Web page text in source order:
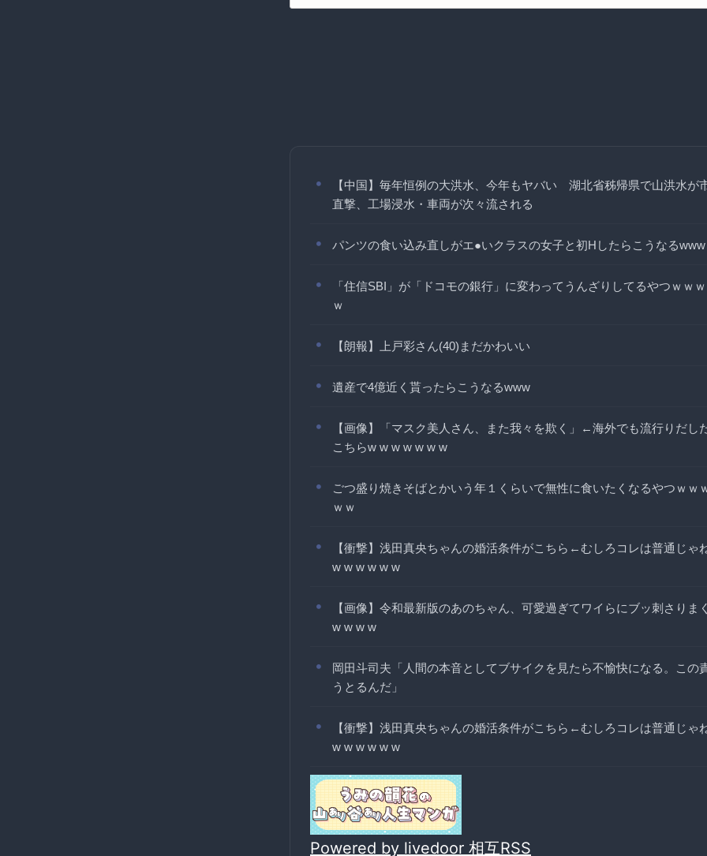
【中国】毎年恒例の大洪水、今年もヤバい 湖北省秭帰県で山洪水が
直撃、工場浸水・車両が次々流される
パンツの食い込み直しがエ●いクラスの女子と初Hしたらこうなるwww
「住信SBI」が「ドコモの銀行」に変わってうんざりしてるやつｗｗ
ｗ
【朗報】上戸彩さん(40)まだかわいい
遺産で4億近く貰ったらこうなるwww
【画像】「マスク美人さん、また我々を欺く」←海外でも流行りだし
こちらw w w w w w w
ごつ盛り焼きそばとかいう年１くらいで無性に食いたくなるやつｗｗ
ｗｗ
【衝撃】浅田真央ちゃんの婚活条件がこちら←むしろコレは普通じゃ
w w w w w w
【画像】令和最新版のあのちゃん、可愛過ぎてワイらにブッ刺さりま
w w w w
岡田斗司夫「人間の本音としてブサイクを見たら不愉快になる。この
うとるんだ」
【衝撃】浅田真央ちゃんの婚活条件がこちら←むしろコレは普通じゃ
w w w w w w
Powered by livedoor 相互RSS